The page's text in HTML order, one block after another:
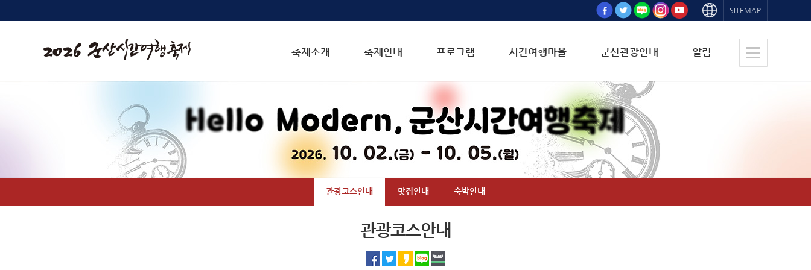
SITEMAP
축제소개 축제안내 프로그램 시간여행마을 군산관광안내 알림
메뉴전체보기
관광코스안내 맛집안내 숙박안내
관광코스안내